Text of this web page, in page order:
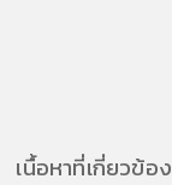
เนื้อหาที่เกี่ยวข้อง